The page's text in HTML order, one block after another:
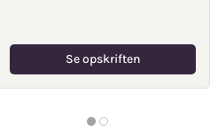
Se opskriften